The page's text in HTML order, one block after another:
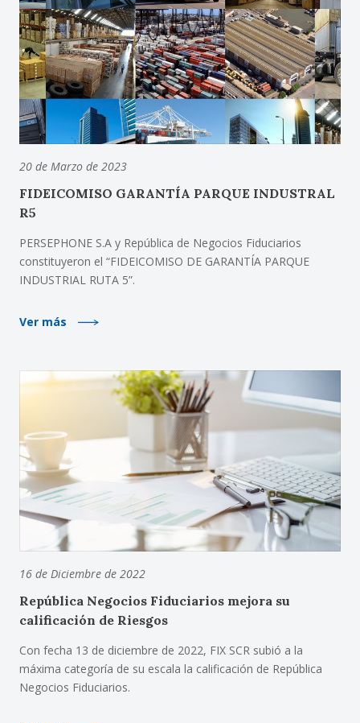
20 de Marzo de 2023
FIDEICOMISO GARANTÍA PARQUE INDUSTRAL
R5
PERSEPHONE S.A y República de Negocios Fiduciarios
constituyeron el “FIDEICOMISO DE GARANTÍA PARQUE
INDUSTRIAL RUTA 5”.
Ver más
16 de Diciembre de 2022
República Negocios Fiduciarios mejora su
calificación de Riesgos
Con fecha 13 de diciembre de 2022, FIX SCR subió a la
máxima categoría de su escala la calificación de República
Negocios Fiduciarios.